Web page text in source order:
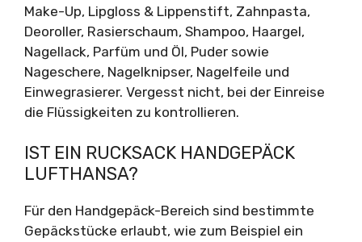
Make-Up, Lipgloss & Lippenstift, Zahnpasta,
Deoroller, Rasierschaum, Shampoo, Haargel,
Nagellack, Parfüm und Öl, Puder sowie
Nageschere, Nagelknipser, Nagelfeile und
Einwegrasierer. Vergesst nicht, bei der Einreise
die Flüssigkeiten zu kontrollieren.
IST EIN RUCKSACK HANDGEPÄCK
LUFTHANSA?
Für den Handgepäck-Bereich sind bestimmte
Gepäckstücke erlaubt, wie zum Beispiel ein